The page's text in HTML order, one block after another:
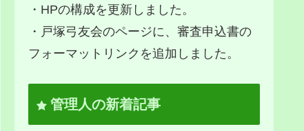
・HPの構成を更新しました。
・戸塚弓友会のページに、審査申込書の
フォーマットリンクを追加しました。
管理人の新着記事